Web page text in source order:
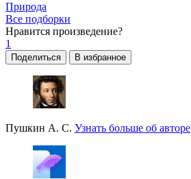
Природа
Все подборки
Нравится произведение?
1
Поделиться В избранное
Пушкин А. С. Узнать больше об авторе